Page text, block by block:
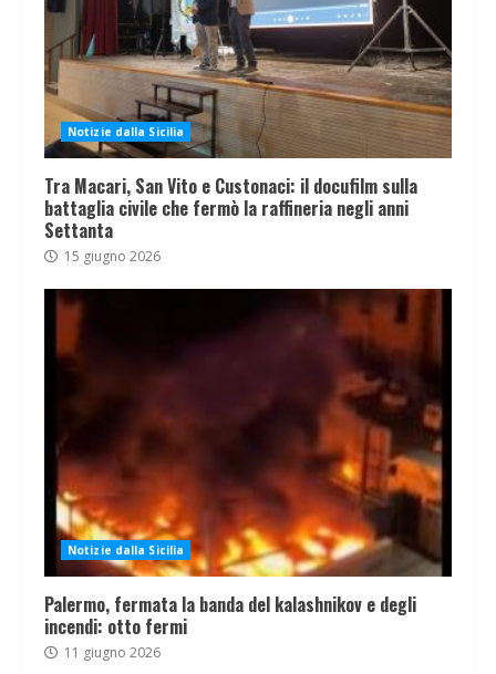
Notizie dalla Sicilia
Tra Macari, San Vito e Custonaci: il docufilm sulla
battaglia civile che fermò la raffineria negli anni
Settanta
15 giugno 2026
Notizie dalla Sicilia
Palermo, fermata la banda del kalashnikov e degli
incendi: otto fermi
11 giugno 2026